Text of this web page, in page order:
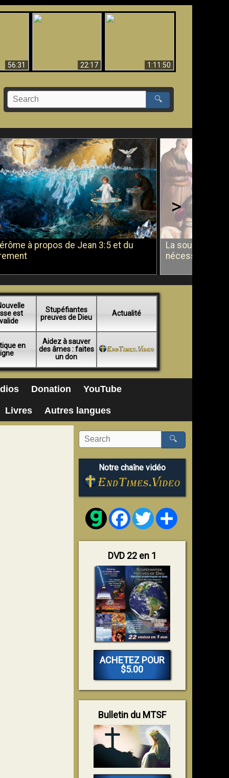
56:31 22:17
1:11:50
🔍
à propos de Jean 3:5 et du
La soumission
nécessité du
>
est
Stupéfiantes
preuves de Dieu
Actualité
en
ligne
Aidez à sauver
des âmes : faites
un don
Donation YouTube
Livres Autres langues
🔍
Notre chaîne vidéo
FacebookTwitter
DVD 22 en 1
ACHETEZ POUR
$5.00
Bulletin du MTSF